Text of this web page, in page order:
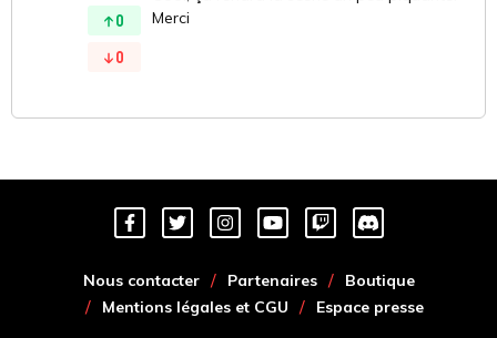
0
0
Merci
Nous contacter Partenaires
Boutique
Mentions légales et CGU
Espace presse